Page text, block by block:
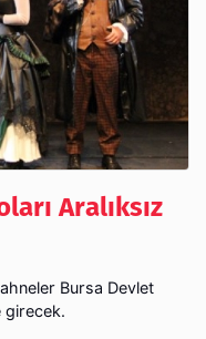
Aralıksız
Bursa Devlet
girecek.